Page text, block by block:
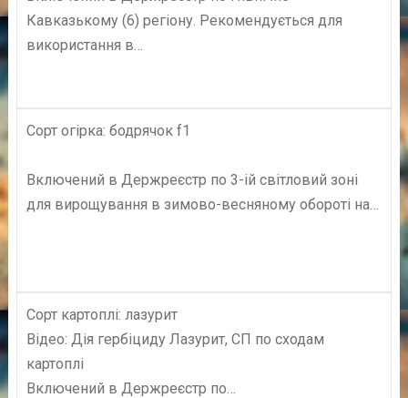
Кавказькому (6) регіону. Рекомендується для
використання в…
Сорт огірка: бодрячок f1
Включений в Держреєстр по 3-ій світловий зоні
для вирощування в зимово-весняному обороті на…
Сорт картоплі: лазурит
Відео: Дія гербіциду Лазурит, СП по сходам
картоплі
Включений в Держреєстр по…